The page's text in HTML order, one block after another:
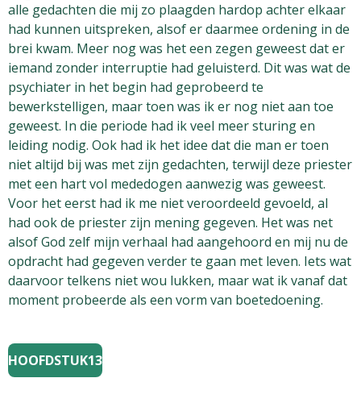
alle gedachten die mij zo plaagden hardop achter elkaar
had kunnen uitspreken, alsof er daarmee ordening in de
brei kwam. Meer nog was het een zegen geweest dat er
iemand zonder interruptie had geluisterd. Dit was wat de
psychiater in het begin had geprobeerd te
bewerkstelligen, maar toen was ik er nog niet aan toe
geweest. In die periode had ik veel meer sturing en
leiding nodig. Ook had ik het idee dat die man er toen
niet altijd bij was met zijn gedachten, terwijl deze priester
met een hart vol mededogen aanwezig was geweest.
Voor het eerst had ik me niet veroordeeld gevoeld, al
had ook de priester zijn mening gegeven. Het was net
alsof God zelf mijn verhaal had aangehoord en mij nu de
opdracht had gegeven verder te gaan met leven. Iets wat
daarvoor telkens niet wou lukken, maar wat ik vanaf dat
moment probeerde als een vorm van boetedoening.
HOOFDSTUK13